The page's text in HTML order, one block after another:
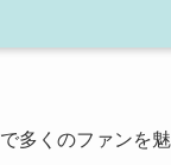
多くのファンを